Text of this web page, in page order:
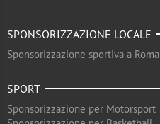
SPONSORIZZAZIONE LOCALE
Sponsorizzazione sportiva a Roma
SPORT
Sponsorizzazione per Motorsport